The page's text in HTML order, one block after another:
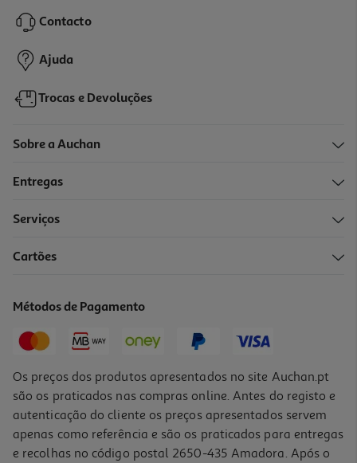
20,99 €
Contacto
Ajuda
Trocas e Devoluções
Sobre a Auchan
Entregas
Serviços
Cartões
Métodos de Pagamento
Os preços dos produtos apresentados no site Auchan.pt
são os praticados nas compras online. Antes do registo e
autenticação do cliente os preços apresentados servem
apenas como referência e são os praticados para entregas
e recolhas no código postal 2650-435 Amadora. Após o